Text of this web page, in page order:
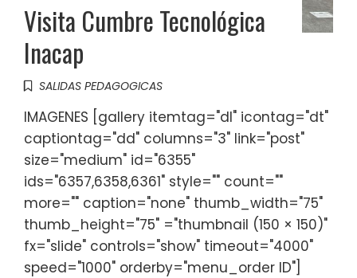
Visita Cumbre Tecnológica
Inacap
SALIDAS PEDAGOGICAS
IMAGENES [gallery itemtag="dl" icontag="dt"
captiontag="dd" columns="3" link="post"
size="medium" id="6355"
ids="6357,6358,6361" style="" count=""
more="" caption="none" thumb_width="75"
thumb_height="75" ="thumbnail (150 × 150)"
fx="slide" controls="show" timeout="4000"
speed="1000" orderby="menu_order ID"]